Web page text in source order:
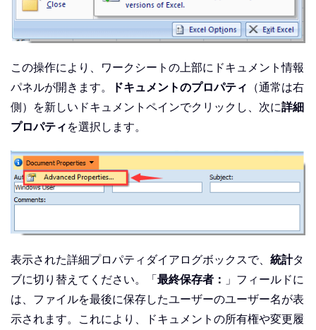
この操作により、ワークシートの上部にドキュメント情報
パネルが開きます。
ドキュメントのプロパティ （通常は右
側）を新しいドキュメントペインでクリックし、次に詳細
プロパティ を選択します。
表示された詳細プロパティダイアログボックスで、 統計タ
ブに切り替えてください。「最終保存者： 」フィールドに
は、ファイルを最後に保存したユーザーのユーザー名が表
示されます。これにより、ドキュメントの所有権や変更履